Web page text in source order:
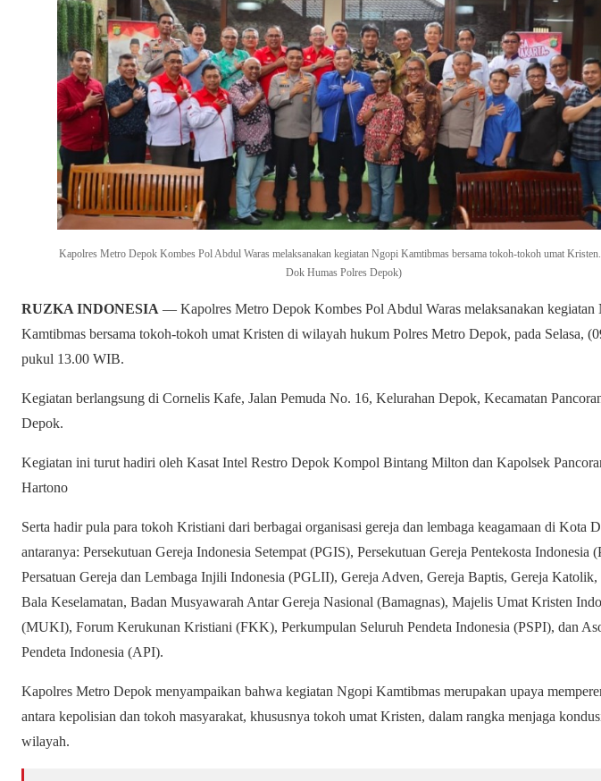
Kapolres Metro Depok Kombes Pol Abdul Waras melaksanakan kegiatan Ngopi Kamtibmas bersama tokoh-tokoh umat
Dok Humas Polres Depok)
RUZKA INDONESIA — Kapolres Metro Depok Kombes Pol Abdul Waras melaksanakan kegiatan
Kamtibmas bersama tokoh-tokoh umat Kristen di wilayah hukum Polres Metro Depok, pada Selasa,
pukul 13.00 WIB.
Kegiatan berlangsung di Cornelis Kafe, Jalan Pemuda No. 16, Kelurahan Depok, Kecamatan
Depok.
Kegiatan ini turut hadiri oleh Kasat Intel Restro Depok Kompol Bintang Milton dan Kapolsek
Hartono
Serta hadir pula para tokoh Kristiani dari berbagai organisasi gereja dan lembaga keagamaan di Kota
antaranya: Persekutuan Gereja Indonesia Setempat (PGIS), Persekutuan Gereja Pentekosta Indonesia
Persatuan Gereja dan Lembaga Injili Indonesia (PGLII), Gereja Adven, Gereja Baptis, Gereja Katolik,
Bala Keselamatan, Badan Musyawarah Antar Gereja Nasional (Bamagnas), Majelis Umat Kristen
(MUKI), Forum Kerukunan Kristiani (FKK), Perkumpulan Seluruh Pendeta Indonesia (PSPI), dan
Pendeta Indonesia (API).
Kapolres Metro Depok menyampaikan bahwa kegiatan Ngopi Kamtibmas merupakan upaya
antara kepolisian dan tokoh masyarakat, khususnya tokoh umat Kristen, dalam rangka menjaga
wilayah.